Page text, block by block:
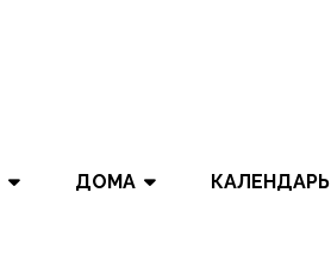
ДОМА КАЛЕНДАРЬ